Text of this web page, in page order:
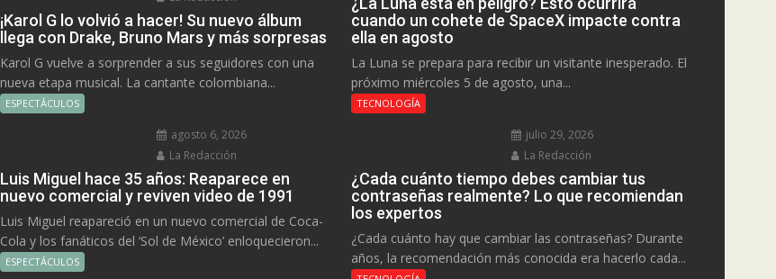
¡Karol G lo volvió a hacer! Su nuevo álbum
llega con Drake, Bruno Mars y más sorpresas
Karol G vuelve a sorprender a sus seguidores con una
nueva etapa musical. La cantante colombiana...
ESPECTÁCULOS
agosto 6, 2026
La Redacción
Luis Miguel hace 35 años: Reaparece en
nuevo comercial y reviven video de 1991
Luis Miguel reapareció en un nuevo comercial de Coca-
Cola y los fanáticos del ‘Sol de México’ enloquecieron...
ESPECTÁCULOS
cuando un cohete de SpaceX impacte contra
ella en agosto
La Luna se prepara para recibir un visitante inesperado. El
próximo miércoles 5 de agosto, una...
TECNOLOGÍA
julio 29, 2026
La Redacción
¿Cada cuánto tiempo debes cambiar tus
contraseñas realmente? Lo que recomiendan
los expertos
¿Cada cuánto hay que cambiar las contraseñas? Durante
años, la recomendación más conocida era hacerlo cada...